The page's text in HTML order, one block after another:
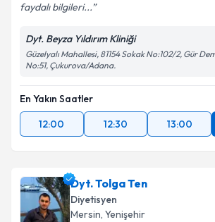
faydalı bilgileri...
Dyt. Beyza Yıldırım Kliniği
Güzelyalı Mahallesi, 81154 Sokak No:102/2, Gür
No:51, Çukurova/Adana.
En Yakın Saatler
12:00
12:30 13:00
Dyt. Tolga Ten
Diyetisyen
Mersin, Yenişehir